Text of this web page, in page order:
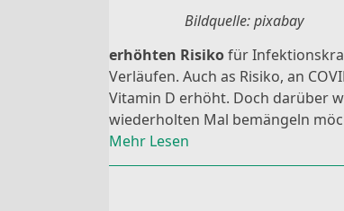
Bildquelle: pixabay
erhöhten Risikofür
Verläufen. Auch as Risiko, an
Vitamin D erhöht. Doch darüber
wiederholten Mal bemängeln
Mehr Lesen